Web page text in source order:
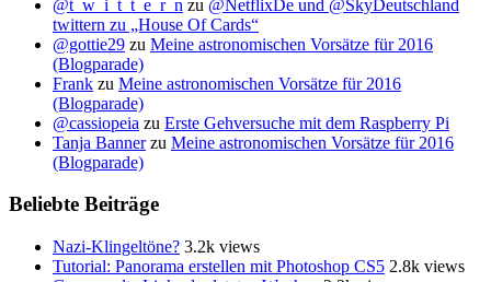
@t_w_i_t_t_e_r_n zu @NetflixDe und @SkyDeutschland
twittern zu „House Of Cards“
@gottie29 zu Meine astronomischen Vorsätze für 2016
(Blogparade)
Frank zu Meine astronomischen Vorsätze für 2016
(Blogparade)
@cassiopeia zu Erste Gehversuche mit dem Raspberry Pi
Tanja Bannerzu Meine astronomischen Vorsätze für 2016
(Blogparade)
Beliebte Beiträge
Nazi-Klingeltöne? 3.2k views
Tutorial: Panorama erstellen mit Photoshop CS5 2.8k views